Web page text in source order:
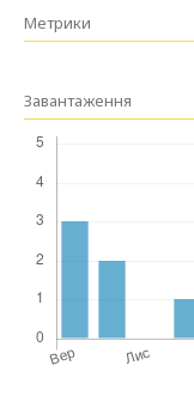
Метрики
Завантаження